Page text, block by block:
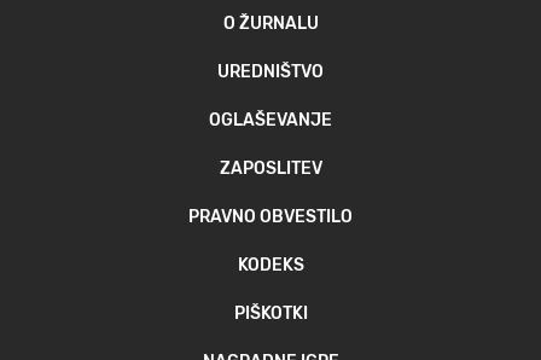
O ŽURNALU
UREDNIŠTVO
OGLAŠEVANJE
ZAPOSLITEV
PRAVNO OBVESTILO
KODEKS
PIŠKOTKI